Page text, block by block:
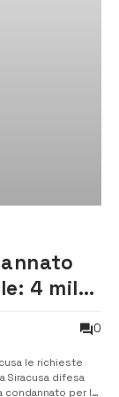
4 mila
0
le richieste
Siracusa difesa
condannato per la